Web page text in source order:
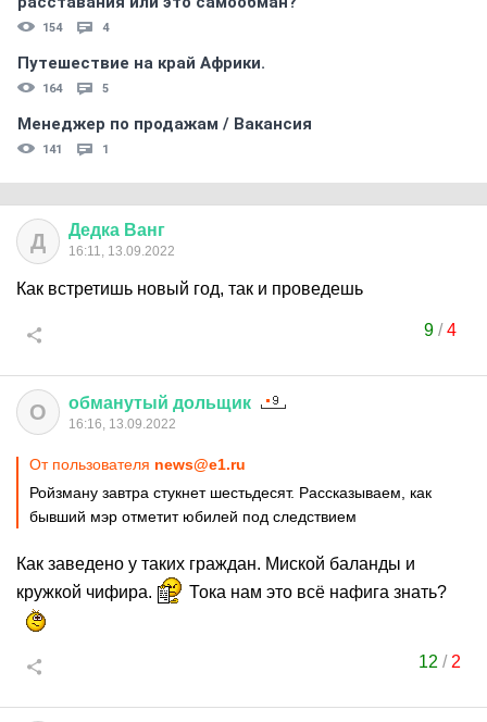
154 4
Путешествие на край Африки.
164 5
Менеджер по продажам / Вакансия
141 1
Д Дедка Ванг
16:11, 13.09.2022
Как встретишь новый год, так и проведешь
9/4
О обманутый дольщик
16:16, 13.09.2022
От пользователя news@e1.ru
Ройзману завтра стукнет шестьдесят. Рассказываем, как
бывший мэр отметит юбилей под следствием
Как заведено у таких граждан. Миской баланды и
кружкой чифира.
Тока нам это всё нафига знать?
12 / 2